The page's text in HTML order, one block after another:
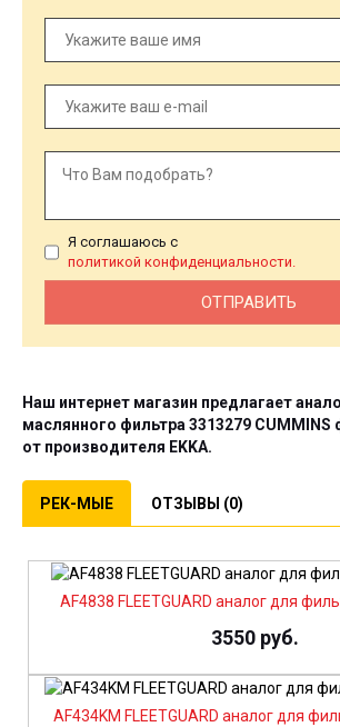
Я соглашаюсь с
политикой конфиденциальности.
Наш интернет магазин предлагает
маслянного фильтра 3313279 CUMMINS
от производителя EKKA.
РЕК-МЫЕ ОТЗЫВЫ (0)
AF4838 FLEETGUARD аналог для
3550 руб.
AF434KM FLEETGUARD аналог для